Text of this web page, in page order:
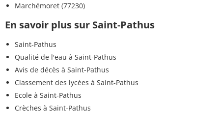
Marchémoret (77230)
En savoir plus sur Saint-Pathus
Saint-Pathus
Qualité de l'eau à Saint-Pathus
Avis de décès à Saint-Pathus
Classement des lycées à Saint-Pathus
Ecole à Saint-Pathus
Crèches à Saint-Pathus